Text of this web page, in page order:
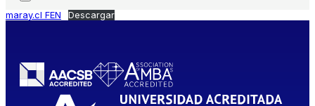
maray.cl FEN Descargar